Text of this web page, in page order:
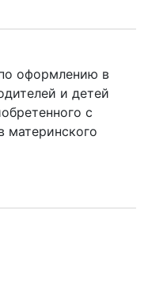
оформлению в
и детей
с
материнского